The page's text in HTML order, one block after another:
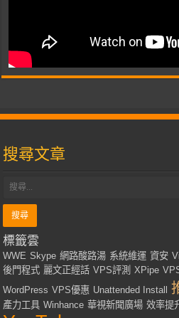
搜尋文章
標籤雲
WWE Skype 網路酸路湯 系統維運 資安
後門程式 麗文正經話 VPS評測 XPipe
WordPress VPS優惠 Unattended Install
產力工具 Winhance 華視新聞廣場 效率提